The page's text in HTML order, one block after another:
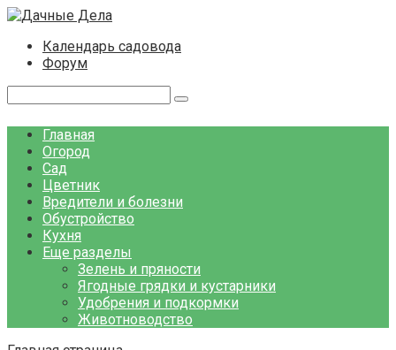
Перейти
контентуКалендарь садовода
Форум
Главная
Огород
Сад
Цветник
Вредители и болезни
Обустройство
Кухня
Еще разделы
Зелень и пряности
Ягодные грядки и кустарники
Удобрения и подкормки
Животноводство